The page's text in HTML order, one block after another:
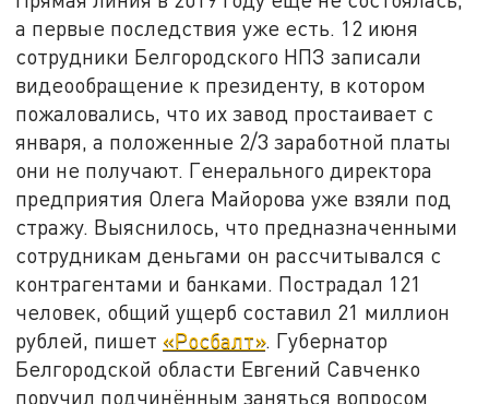
а первые последствия уже есть. 12 июня
сотрудники Белгородского НПЗ записали
видеообращение к президенту, в котором
пожаловались, что их завод простаивает с
января, а положенные 2/3 заработной платы
они не получают. Генерального директора
предприятия Олега Майорова уже взяли под
стражу. Выяснилось, что предназначенными
сотрудникам деньгами он рассчитывался с
контрагентами и банками. Пострадал 121
человек, общий ущерб составил 21 миллион
рублей, пишет «Росбалт». Губернатор
Белгородской области Евгений Савченко
поручил подчинённым заняться вопросом